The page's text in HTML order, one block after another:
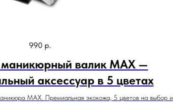
990 р.
валик MAX —
аксессуар в 5 цветах
MAX. Премиальная экокожа, 5 цветов на выбор и